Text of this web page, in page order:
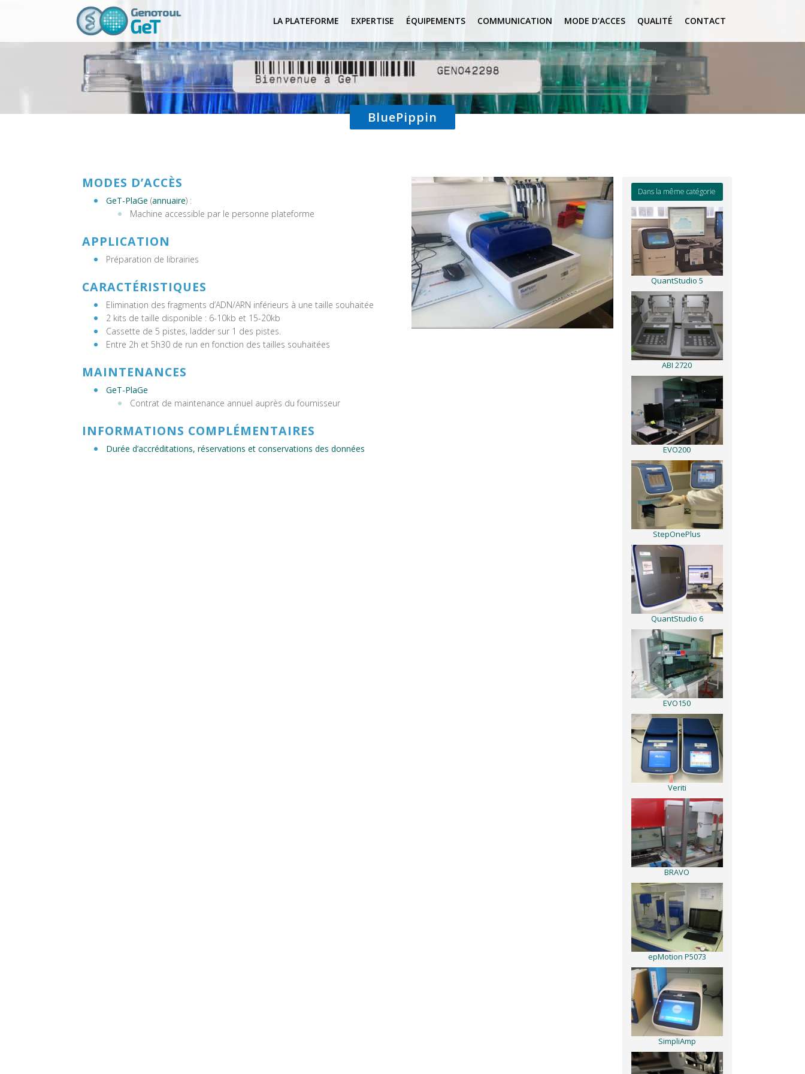
LA PLATEFORME EXPERTISE ÉQUIPEMENTS COMMUNICATION MODE D’ACCES QUALITÉ CONTACT
BluePippin
MODES D’ACCÈS
GeT-PlaGe (annuaire) :
Machine accessible par le personne plateforme
APPLICATION
Préparation de librairies
CARACTÉRISTIQUES
Elimination des fragments d’ADN/ARN inférieurs à une taille souhaitée
2 kits de taille disponible : 6-10kb et 15-20kb
Cassette de 5 pistes, ladder sur 1 des pistes.
Entre 2h et 5h30 de run en fonction des tailles souhaitées
MAINTENANCES
GeT-PlaGe
Contrat de maintenance annuel auprès du fournisseur
INFORMATIONS COMPLÉMENTAIRES
Durée d’accréditations, réservations et conservations des données
Dans la même catégorie
QuantStudio 5
ABI 2720
EVO200
StepOnePlus
QuantStudio 6
EVO150
Veriti
BRAVO
epMotion P5073
SimpliAmp